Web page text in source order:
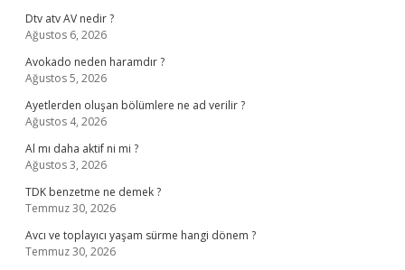
Dtv atv AV nedir ?
Ağustos 6, 2026
Avokado neden haramdır ?
Ağustos 5, 2026
Ayetlerden oluşan bölümlere ne ad verilir ?
Ağustos 4, 2026
Al mı daha aktif ni mi ?
Ağustos 3, 2026
TDK benzetme ne demek ?
Temmuz 30, 2026
Avcı ve toplayıcı yaşam sürme hangi dönem ?
Temmuz 30, 2026